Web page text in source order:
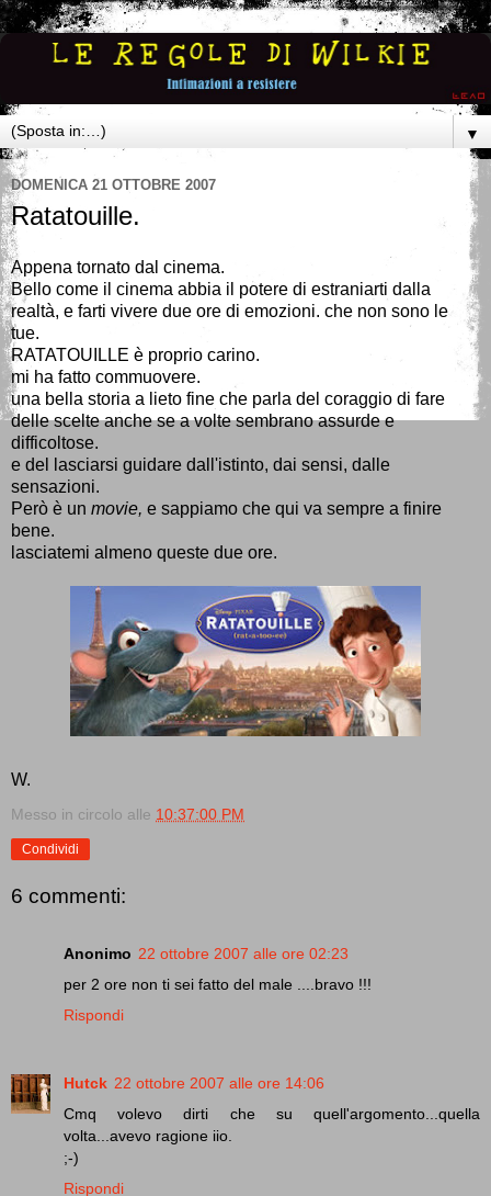
▼
DOMENICA 21 OTTOBRE 2007
Ratatouille.
Appena tornato dal cinema.
Bello come il cinema abbia il potere di estraniarti dalla
realtà, e farti vivere due ore di emozioni. che non sono le
tue.
RATATOUILLE è proprio carino.
mi ha fatto commuovere.
una bella storia a lieto fine che parla del coraggio di fare
delle scelte anche se a volte sembrano assurde e
difficoltose.
e del lasciarsi guidare dall'istinto, dai sensi, dalle
sensazioni.
Però è un movie, e sappiamo che qui va sempre a finire
bene.
lasciatemi almeno queste due ore.
W.
Messo in circolo alle 10:37:00 PM
Condividi
6 commenti:
Anonimo 22 ottobre 2007 alle ore 02:23
per 2 ore non ti sei fatto del male ....bravo !!!
Rispondi
Hutck 22 ottobre 2007 alle ore 14:06
Cmq volevo dirti che su quell'argomento...quella
volta...avevo ragione iio.
;-)
Rispondi